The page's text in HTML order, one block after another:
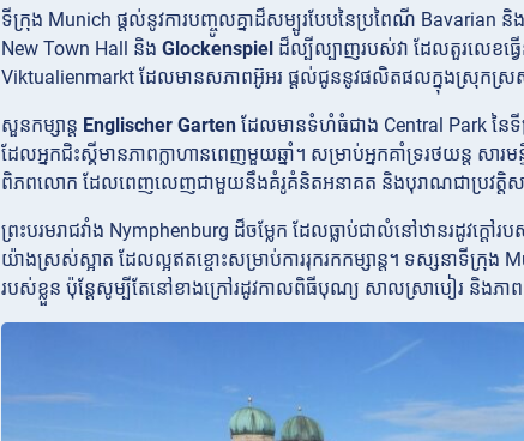
ទីក្រុង Munich ផ្តល់នូវការបញ្ចូលគ្នាដ៏សម្បូរបែបនៃប្រពៃណី
New Town Hall និង Glockenspiel ដ៏ល្បីល្បាញរបស់វា ដែលតួរលេខធ្វ
Viktualienmarkt ដែលមានសភាពអ៊ូអរ ផ្តល់ជូននូវផលិតផលក្នុងស្រុកស្
សួនកម្សាន្ត Englischer Garten ដែលមានទំហំធំជាង Central Park នៃ
ដែលអ្នកជិះស្គីមានភាពក្លាហានពេញមួយឆ្នាំ។ សម្រាប់អ្នកគាំទ្ររថយន្ត សារមន្
ពិភពលោក ដែលពេញលេញជាមួយនឹងគំរូគំនិតអនាគត និងបុរាណជាប្រវត្តិស
ព្រះបរមរាជវាំង Nymphenburg ដ៏ចម្លែក ដែលធ្លាប់ជាលំនៅឋានរដូវក្តៅ
យ៉ាងស្រស់ស្អាត ដែលល្អឥតខ្ចោះសម្រាប់ការរុករកកម្សាន្ត។ ទស្សនាទីក្រុ
របស់ខ្លួន ប៉ុន្តែសូម្បីតែនៅខាងក្រៅរដូវកាលពិធីបុណ្យ សាលស្រាបៀរ និងភា